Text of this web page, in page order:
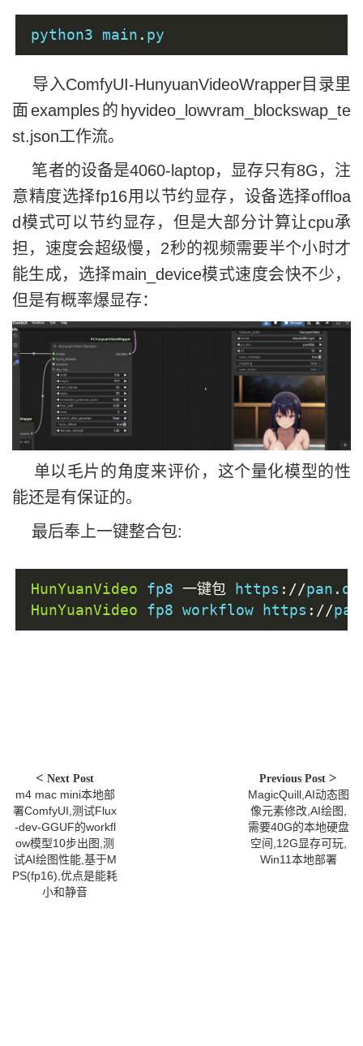
python3 main . py
导入ComfyUI-HunyuanVideoWrapper目录里
面examples的hyvideo_lowvram_blockswap_te
st.json工作流。
笔者的设备是4060-laptop，显存只有8G，注
意精度选择fp16用以节约显存，设备选择offloa
d模式可以节约显存，但是大部分计算让cpu承
担，速度会超级慢，2秒的视频需要半个小时才
能生成，选择main_device模式速度会快不少，
但是有概率爆显存：
单以毛片的角度来评价，这个量化模型的性
能还是有保证的。
最后奉上一键整合包:
HunYuanVideo fp8 一键包 https ://pan .
HunYuanVideo fp8 workflow https ://pan
Next Post
m4 mac mini本地部
署ComfyUI,测试Flux
-dev-GGUF的workfl
ow模型10步出图,测
试AI绘图性能,基于M
PS(fp16),优点是能耗
小和静音
Previous Post
MagicQuill,AI动态图
像元素修改,AI绘图,
需要40G的本地硬盘
空间,12G显存可玩,
Win11本地部署